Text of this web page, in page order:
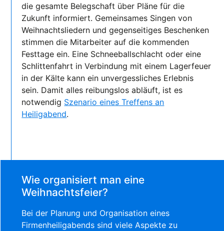
die gesamte Belegschaft über Pläne für die
Zukunft informiert. Gemeinsames Singen von
Weihnachtsliedern und gegenseitiges Beschenken
stimmen die Mitarbeiter auf die kommenden
Festtage ein. Eine Schneeballschlacht oder eine
Schlittenfahrt in Verbindung mit einem Lagerfeuer
in der Kälte kann ein unvergessliches Erlebnis
sein. Damit alles reibungslos abläuft, ist es
notwendig Szenario eines Treffens an
Heiligabend.
Wie organisiert man eine
Weihnachtsfeier?
Bei der Planung und Organisation eines
Firmenheiligabends sind viele Aspekte zu